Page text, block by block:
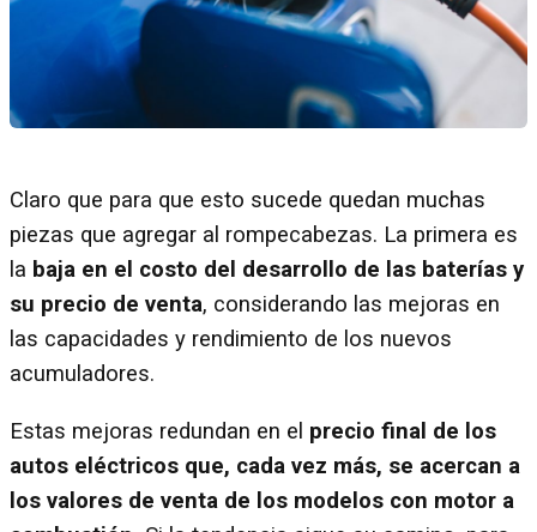
Claro que para que esto sucede quedan muchas
piezas que agregar al rompecabezas. La primera es
la baja en el costo del desarrollo de las baterías y
su precio de venta, considerando las mejoras en
las capacidades y rendimiento de los nuevos
acumuladores.
Estas mejoras redundan en el precio final de los
autos eléctricos que, cada vez más, se acercan a
los valores de venta de los modelos con motor a